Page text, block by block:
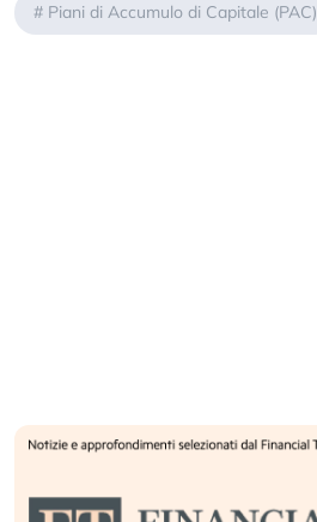
# Piani di Accumulo di Capitale (PAC)